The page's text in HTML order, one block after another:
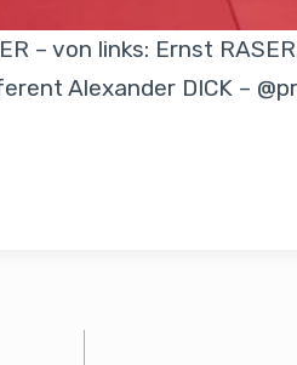
– von links: Ernst
Alexander DICK –